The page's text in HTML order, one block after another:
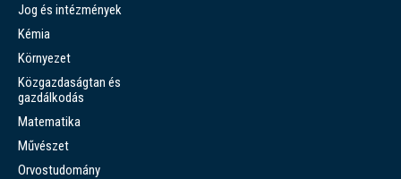
Jog és intézmények
Kémia
Környezet
Közgazdaságtan és
gazdálkodás
Matematika
Művészet
Orvostudomány